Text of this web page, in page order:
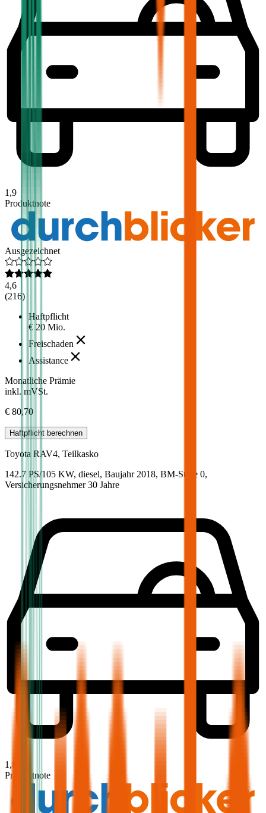
1,9
Produktnote
Ausgezeichnet
4,6
(216)
Haftpflicht
€ 20 Mio.
Freischaden
Assistance
Monatliche Prämie
inkl. mVSt.
€ 80,70
Haftpflicht berechnen
Toyota RAV4, Teilkasko
142.7 PS/105 KW, diesel, Baujahr 2018, BM-Stufe 0,
Versicherungsnehmer 30 Jahre
1,8
Produktnote